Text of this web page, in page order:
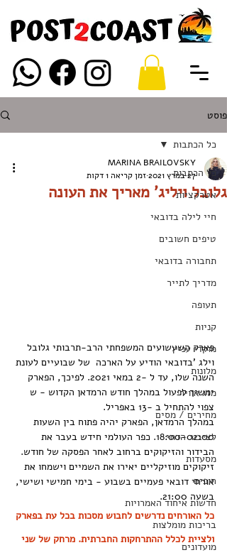
פוסט
כל הכתבות
אטרקציות
חיי לילה בדובאי
טיפים חשובים
תחבורה בדובאי
מדריך לתייר
תעופה
קניות
מוקדי עניין
מלונות
מזג אוויר
מחירים / מסים
לציבור הדתי
מסעדות
חופים
חדשות איחוד האמרויות
בריכות מומלצות
מועדונים
כל הכתבות
גלובל ויליג' מאריך את העונה
MARINA BRAILOVSKY
27 במרץ 2021
זמן קריאה 1 דקות
פארק השעשועים המשפחתי הרב-תרבותי גלובל
וילג 'בדובאי הודיע ​​על הארכה  של שבועיים לעונת
השנה שלו, עד ל -2 במאי 2021. לפיכך, הפארק
ימשיך לפעול במהלך חודש הרמדאן הקדוש - ש
צפוי להתחיל ב -13 באפריל.
במהלך הרמדאן, הפארק יהיה פתוח בין השעות
18:00-02:00. כפר העולמי חידש בעבר את
הבידור והזיקוקים ברחוב לאחר הפסקה של חודש.
זיקוקים מוזיקליים יאירו את השמיים וישמחו את
אורחי דובאי פעמיים בשבוע - בימי חמישי ושישי,
בשעה 21:00.
כל האורחים נדרשים לחבוש מסכות בכל עת בפארק
ולציית לכלל ההתרחקות החברתית. מרחק של שני